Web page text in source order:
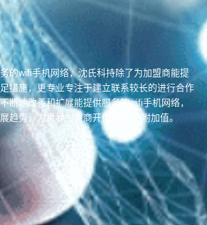
的wifi手机网络，沈氏科持除了为加盟商能提
措施，更专业专注于建立联系较长的进行合作
断地改善和扩展能提供服务的wifi手机网络，
趋势，为世界加盟商开创更好 的附加值。